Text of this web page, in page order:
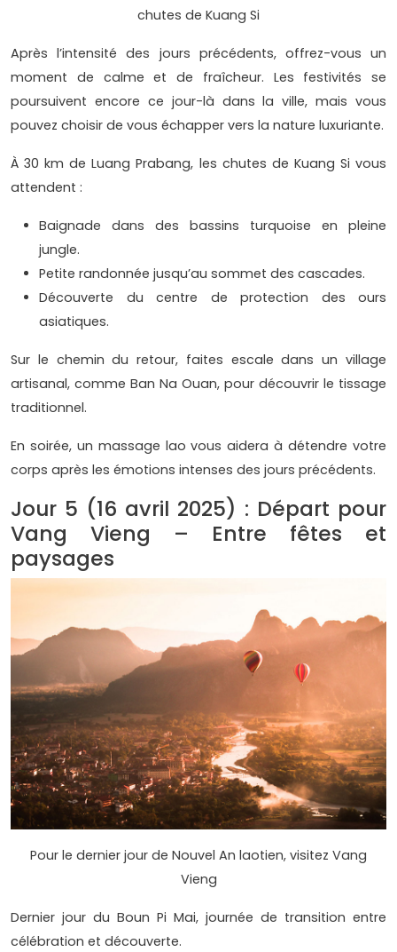
chutes de Kuang Si
Après l’intensité des jours précédents, offrez-vous un
moment de calme et de fraîcheur. Les festivités se
poursuivent encore ce jour-là dans la ville, mais vous
pouvez choisir de vous échapper vers la nature luxuriante.
À 30 km de Luang Prabang, les chutes de Kuang Si vous
attendent :
Baignade dans des bassins turquoise en pleine
jungle.
Petite randonnée jusqu’au sommet des cascades.
Découverte du centre de protection des ours
asiatiques.
Sur le chemin du retour, faites escale dans un village
artisanal, comme Ban Na Ouan, pour découvrir le tissage
traditionnel.
En soirée, un massage lao vous aidera à détendre votre
corps après les émotions intenses des jours précédents.
Jour 5 (16 avril 2025) : Départ pour
Vang Vieng – Entre fêtes et
paysages
Pour le dernier jour de Nouvel An laotien, visitez Vang
Vieng
Dernier jour du Boun Pi Mai, journée de transition entre
célébration et découverte.